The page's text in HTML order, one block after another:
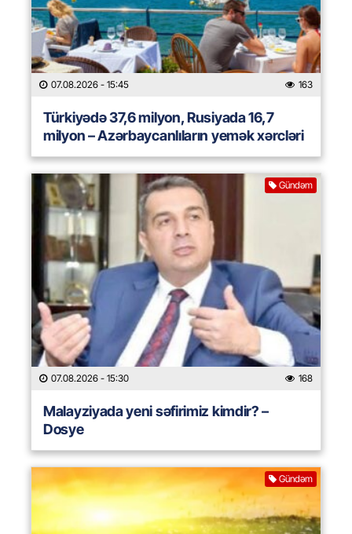
07.08.2026 - 15:45 163
Türkiyədə 37,6 milyon, Rusiyada 16,7
milyon – Azərbaycanlıların yemək xərcləri
Gündəm
07.08.2026 - 15:30 168
Malayziyada yeni səfirimiz kimdir? –
Dosye
Gündəm